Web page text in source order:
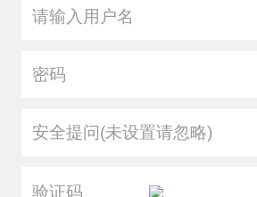
安全提问(未设置请忽略)